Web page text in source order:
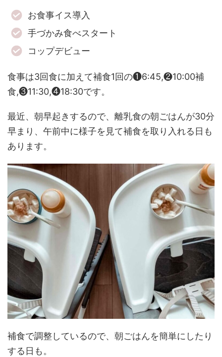
お食事イス導入
手づかみ食べスタート
コップデビュー
食事は3回食に加えて補食1回の❶6:45,❷10:00補
食,❸11:30,❹18:30です。
最近、朝早起きするので、離乳食の朝ごはんが30分
早まり、午前中に様子を見て補食を取り入れる日も
あります。
補食で調整しているので、朝ごはんを簡単にしたり
する日も。